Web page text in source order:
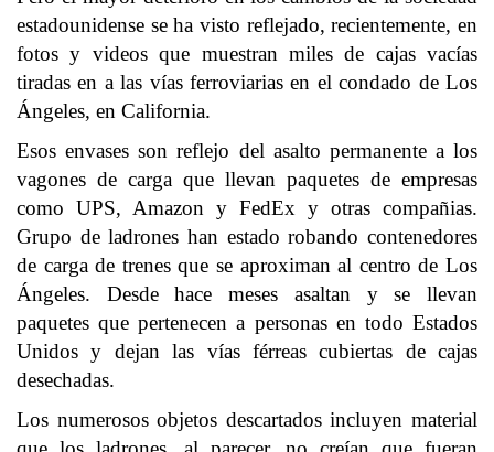
estadounidense se ha visto reflejado, recientemente, en
fotos y videos que muestran miles de cajas vacías
tiradas en a las vías ferroviarias en el condado de Los
Ángeles, en California.
Esos envases son reflejo del asalto permanente a los
vagones de carga que llevan paquetes de empresas
como UPS, Amazon y FedEx y otras compañias.
Grupo de ladrones han estado robando contenedores
de carga de trenes que se aproximan al centro de Los
Ángeles. Desde hace meses asaltan y se llevan
paquetes que pertenecen a personas en todo Estados
Unidos y dejan las vías férreas cubiertas de cajas
desechadas.
Los numerosos objetos descartados incluyen material